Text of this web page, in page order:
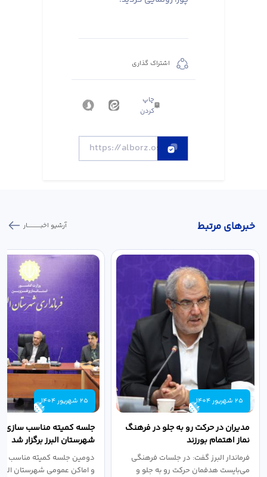
اشتراک گذاری
چاپ
کردن
خبر‌های مرتبط آرشیو اخبـــــــــــار
25 شهریور 1404
مدیران در حرکت رو به جلو در فرهنگ
نماز اهتمام بورزند
فرماندار البرز گفت: در جلسات فرهنگی
می‌بایست هدفمان حرکت رو به جلو و
25 شهریور 1404
جلسه کمیته مناسب سازی
شهرستان البرز برگزار شد
دومین جلسه کمیته مناسب
و اماکن عمومی شهرستان